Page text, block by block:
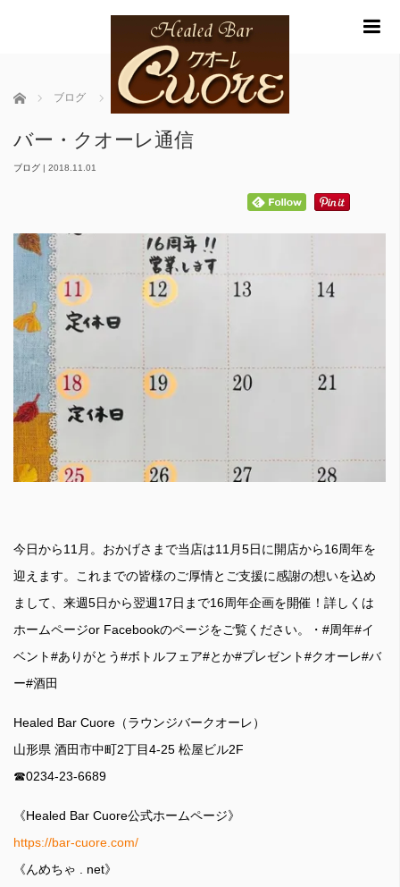
ホーム ブログ バー・クオーレ通信
バー・クオーレ通信
ブログ | 2018.11.01
今日から11月。おかげさまで当店は11月5日に開店から16周年を
迎えます。これまでの皆様のご厚情とご支援に感謝の想いを込め
まして、来週5日から翌週17日まで16周年企画を開催！詳しくは
ホームページor Facebookのページをご覧ください。・#周年#イ
ベント#ありがとう#ボトルフェア#とか#プレゼント#クオーレ#バ
ー#酒田
Healed Bar Cuore（ラウンジバークオーレ）
山形県 酒田市中町2丁目4-25 松屋ビル2F
☎︎0234-23-6689
《Healed Bar Cuore公式ホームページ》
https://bar-cuore.com/
《んめちゃ . net》